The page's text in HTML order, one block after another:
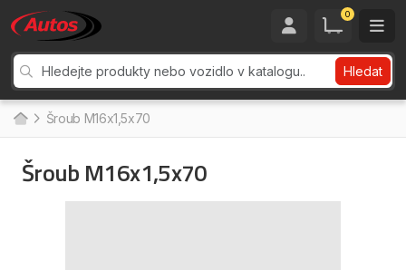
0
Hledat
Šroub M16x1,5x70
Šroub M16x1,5x70